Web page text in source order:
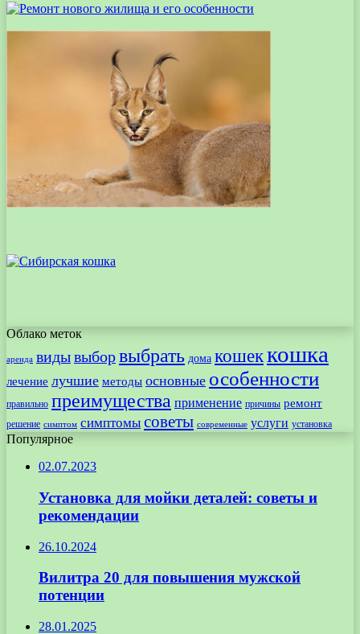
Облако меток
аренда видывыборвыбрать дома кошеккошка
лечение лучшие методы основные особенности
правильно преимущества применение причины ремонт
решение симптом симптомы советы современные услуги установка
Популярное
02.07.2023
Установка для мойки деталей: советы и
рекомендации
26.10.2024
Вилитра 20 для повышения мужской
потенции
28.01.2025